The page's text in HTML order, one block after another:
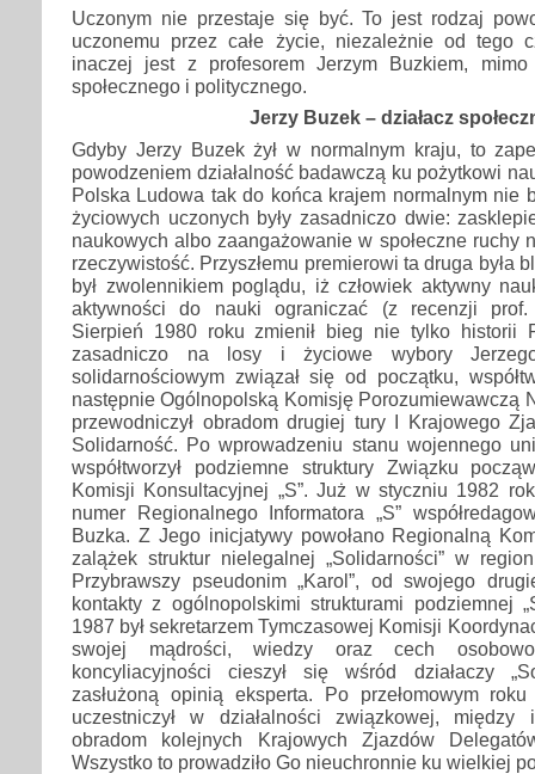
Uczonym nie przestaje się być. To jest rodzaj
uczonemu przez całe życie, niezależnie od tego
inaczej jest z profesorem Jerzym Buzkiem, mimo
społecznego i politycznego.
Jerzy Buzek – działacz
Gdyby Jerzy Buzek żył w normalnym kraju, to
powodzeniem działalność badawczą ku pożytkowi
Polska Ludowa tak do końca krajem normalnym nie
życiowych uczonych były zasadniczo dwie:
naukowych albo zaangażowanie w społeczne ruchy
rzeczywistość. Przyszłemu premierowi ta druga była
był zwolennikiem poglądu, iż człowiek aktywny
aktywności do nauki ograniczać (z recenzji prof.
Sierpień 1980 roku zmienił bieg nie tylko historii
zasadniczo na losy i życiowe wybory
solidarnościowym związał się od początku,
następnie Ogólnopolską Komisję Porozumiewawczą
przewodniczył obradom drugiej tury I Krajowego
Solidarność. Po wprowadzeniu stanu wojennego
współtworzył podziemne struktury Związku
Komisji Konsultacyjnej „S”. Już w styczniu 1982
numer Regionalnego Informatora „S”
Buzka. Z Jego inicjatywy powołano Regionalną
zalążek struktur nielegalnej „Solidarności” w
Przybrawszy pseudonim „Karol”, od swojego
kontakty z ogólnopolskimi strukturami podziemnej
1987 był sekretarzem Tymczasowej Komisji
swojej mądrości, wiedzy oraz cech
koncyliacyjności cieszył się wśród działaczy
zasłużoną opinią eksperta. Po przełomowym
uczestniczył w działalności związkowej, między
obradom kolejnych Krajowych Zjazdów
Wszystko to prowadziło Go nieuchronnie ku wielkiej